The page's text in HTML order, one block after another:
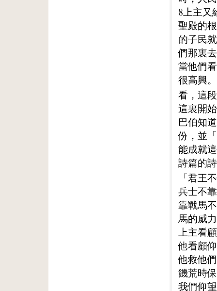
8上主又
聖殿的
的子民
們那裏
當他們
很高興
看，這
這裏開
巴伯知
份，並
能成就
詩篇的
「君王
兵士不
靠戰馬
馬的威
上主看
他看顧
他救他
饑荒時
我們仰